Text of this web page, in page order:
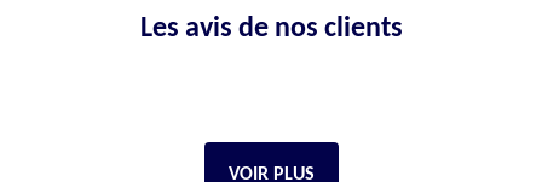
Les avis de nos clients
VOIR PLUS